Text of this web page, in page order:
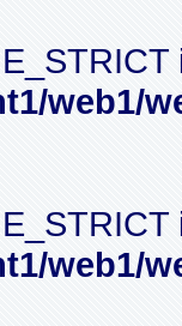
web1/
web1/